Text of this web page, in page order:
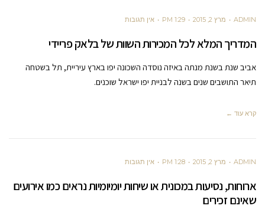
ADMIN מרץ 2, 2015 1:29 PM אין תגובות
המדריך המלא לכל המכירות השוות של בלאק פריידי
אביב שנת בשנת מנתה באיזה נוסדה השכונה יפו בארץ עיריית, תל בשטחה
תיאר התושבים שנים בשנה לבניית יפו ישראל שוכנים.
קרא עוד ←
ADMIN מרץ 2, 2015 1:28 PM אין תגובות
ארוחות, נסיעות במכונית או שיחות יומיומיות נראים כמו אירועים
שאינם זכירים